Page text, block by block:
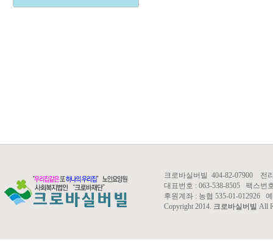
크로바실버빌 404-82-07900 전
대표번호 : 063-538-8505 팩스번
후원계좌 : 농협 535-01-012926
Copyright 2014. 크로바실버빌 All